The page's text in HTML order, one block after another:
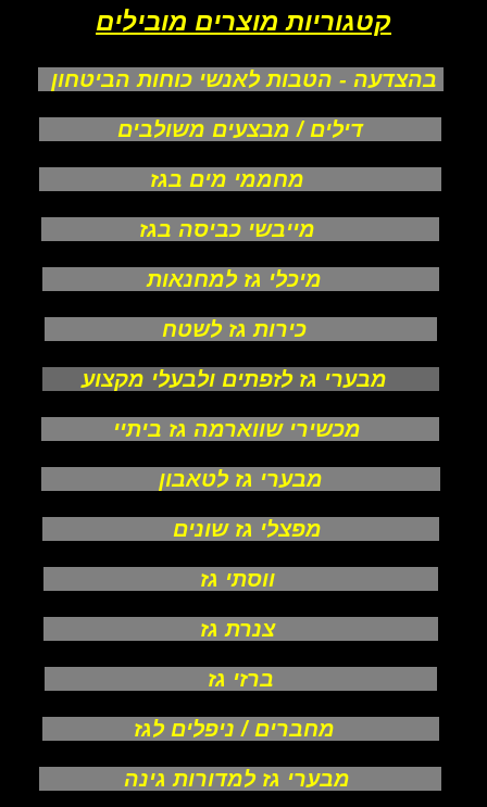
קטגוריות מוצרים מובילים
בהצדעה - הטבות לאנשי כוחות הביטחון
דילים / מבצעים משולבים
מחממי מים בגז
מייבשי כביסה בגז
מיכלי גז למחנאות
כירות גז לשטח
מבערי גז לזפתים ולבעלי מקצוע
מכשירי שווארמה גז ביתיי
מבערי גז לטאבון
מפצלי גז שונים
ווסתי גז
צנרת גז
ברזי גז
מחברים / ניפלים לגז
מבערי גז למדורות גינה